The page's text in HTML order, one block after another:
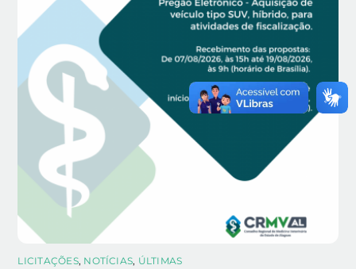
LICITAÇÕES, NOTÍCIAS, ÚLTIMAS